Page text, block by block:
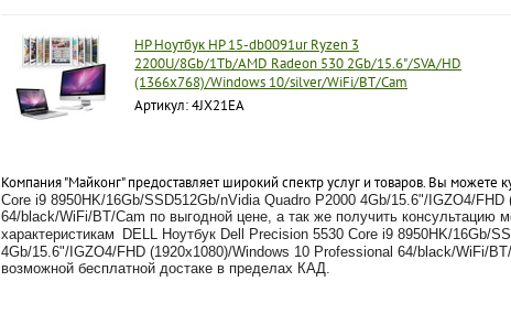
HP Ноутбук HP 15-db0091ur Ryzen 3
2200U/8Gb/1Tb/AMD Radeon 530 2Gb/15.6"/SVA/HD
(1366x768)/Windows 10/silver/WiFi/BT/Cam
Артикул: 4JX21EA
Компания "Майконг" предоставляет широкий спектр услуг и товаров. Вы можете
Core i9 8950HK/16Gb/SSD512Gb/nVidia Quadro P2000 4Gb/15.6"/IGZO4/
64/black/WiFi/BT/Cam по выгодной цене, а так же получить консультацию
характеристикам
DELL Ноутбук Dell Precision 5530 Core i9 8950HK/16Gb/
4Gb/15.6"/IGZO4/FHD (1920x1080)/Windows 10 Professional 64/black/WiFi/
возможной бесплатной достаке в пределах КАД.